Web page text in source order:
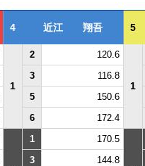
4 近江 翔吾 5
1
2 120.6
1
3 116.8
5 150.6
6 172.4
1 170.5
3 144.8